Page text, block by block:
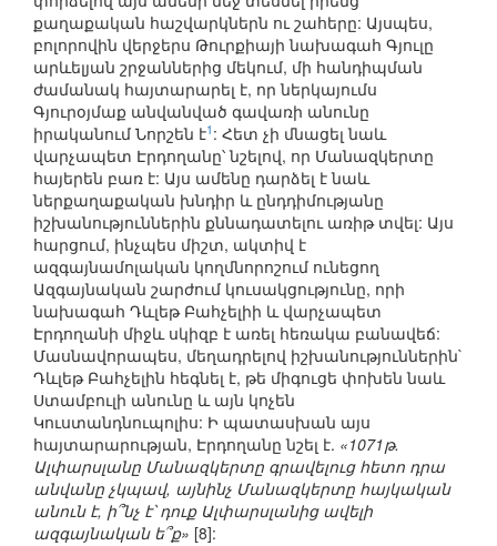
քաղաքական հաշվարկներն ու շահերը: Այսպես,
բոլորովին վերջերս Թուրքիայի նախագահ Գյուլը
արևելյան շրջաններից մեկում, մի հանդիպման
ժամանակ հայտարարել է, որ ներկայումս
Գյուրօյմաք անվանված գավառի անունը
իրականում Նորշեն է1 : Հետ չի մնացել նաև
վարչապետ Էրդողանը՝ նշելով, որ Մանազկերտը
հայերեն բառ է: Այս ամենը դարձել է նաև
ներքաղաքական խնդիր և ընդդիմությանը
իշխանություններին քննադատելու առիթ տվել: Այս
հարցում, ինչպես միշտ, ակտիվ է
ազգայնամոլական կողմնորոշում ունեցող
Ազգայնական շարժում կուսակցությունը, որի
նախագահ Դևլեթ Բահչելիի և վարչապետ
Էրդողանի միջև սկիզբ է առել հեռակա բանավեճ:
Մասնավորապես, մեղադրելով իշխանություններին`
Դևլեթ Բահչելին հեգնել է, թե միգուցե փոխեն նաև
Ստամբուլի անունը և այն կոչեն
Կուստանդնուպոլիս: Ի պատասխան այս
հայտարարության, Էրդողանը նշել է. «1071թ.
Ալփարսլանը Մանազկերտը գրավելուց հետո դրա
անվանը չկպավ, այնինչ Մանազկերտը հայկական
անուն է, ի՞նչ է՝ դուք Ալփարսլանից ավելի
ազգայնական ե՞ք» [8]: